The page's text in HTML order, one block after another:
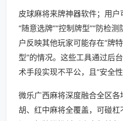
皮球麻将来牌神器软件；用
“随意选牌”“控制牌型”“防检
户反映其他玩家可能存在“牌
型”的情况。这些工具通过后
术手段实现不平公，且“安全性
微乐广西麻将深度融合全区各
胡、红中麻将全覆盖，可碰